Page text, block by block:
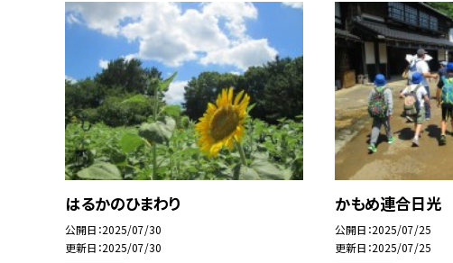
はるかのひまわり
公開日 2025/07/30
更新日 2025/07/30
かもめ連合日光
公開日 2025/07/25
更新日 2025/07/25